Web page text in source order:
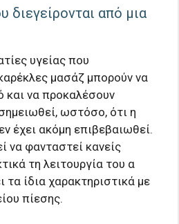
διεγείρονται από μια
υγείας που
μασάζ μπορούν να
και να προκαλέσουν
ωστόσο, ότι η
έχει ακόμη επιβεβαιωθεί.
να φανταστεί κανείς
τη λειτουργία του α
τα ίδια χαρακτηριστικά με
πίεσης.